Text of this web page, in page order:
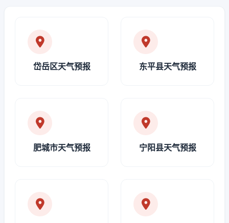
岱岳区天气预报 东平县天气预报
肥城市天气预报 宁阳县天气预报